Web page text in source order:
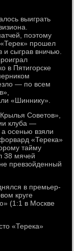
выиграть
поэтому
прошел
сыграв вничью.
в Пятигорске
— по всем
«Шиннику».
Советов»,
клуба —
осенью взяли
«Терека»
тайму
38 мячей
превзойденный
в премьер-
круге
(1:1 в Москве
«Терека»